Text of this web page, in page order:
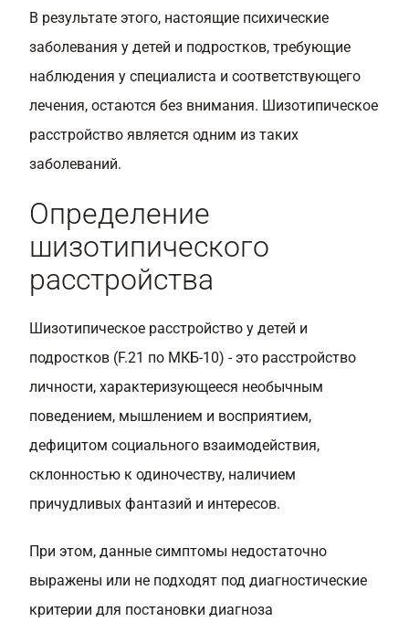
В результате этого, настоящие психические
заболевания у детей и подростков, требующие
наблюдения у специалиста и соответствующего
лечения, остаются без внимания. Шизотипическое
расстройство является одним из таких
заболеваний.
Определение
шизотипического
расстройства
Шизотипическое расстройство у детей и
подростков (F.21 по МКБ-10) - это расстройство
личности, характеризующееся необычным
поведением, мышлением и восприятием,
дефицитом социального взаимодействия,
склонностью к одиночеству, наличием
причудливых фантазий и интересов.
При этом, данные симптомы недостаточно
выражены или не подходят под диагностические
критерии для постановки диагноза